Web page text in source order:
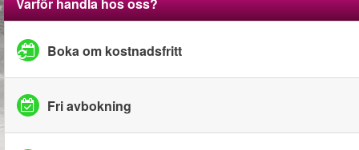
Boka om kostnadsfritt
Fri avbokning